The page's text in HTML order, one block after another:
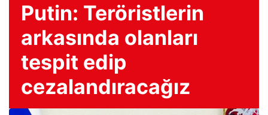
Putin: Teröristlerin
arkasında olanları
tespit edip
cezalandıracağız